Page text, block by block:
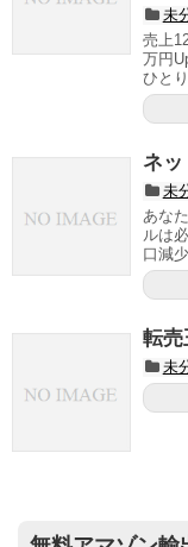
未
売上
万円
ひと
ネ
未
あな
ルは
口減
転売
未